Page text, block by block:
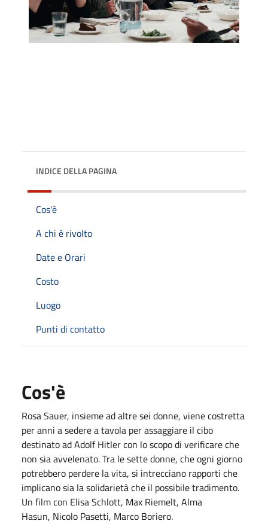
INDICE DELLA PAGINA
Cos'è
A chi è rivolto
Date e Orari
Costo
Luogo
Punti di contatto
Cos'è
Rosa Sauer, insieme ad altre sei donne, viene costretta
per anni a sedere a tavola per assaggiare il cibo
destinato ad Adolf Hitler con lo scopo di verificare che
non sia avvelenato. Tra le sette donne, che ogni giorno
potrebbero perdere la vita, si intrecciano rapporti che
implicano sia la solidarietà che il possibile tradimento.
Un film con Elisa Schlott, Max Riemelt, Alma
Hasun, Nicolo Pasetti, Marco Boriero.